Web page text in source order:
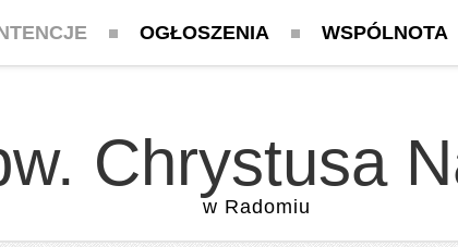
OGŁOSZENIA WSPÓLNOTA
Chrystusa
w Radomiu